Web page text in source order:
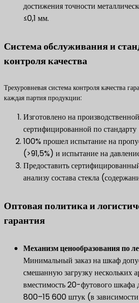
достижения точности
≤0,1 мм.
Система обслуживания и
контроля качества
Трехуровневая система контроля качества
каждая партия продукции:
Изготовлено на
сертифицированной по
100% прошел испытание на
(>91,5%) и испытание на
Предоставить
анализу состава стекла
Оптовая политика и
гарантия
Механизм ценообразования по
Минимальный заказ на шкаф
смешанную загрузку нескольких
вместимость 20-футового шкафа
800–15 600 штук (в